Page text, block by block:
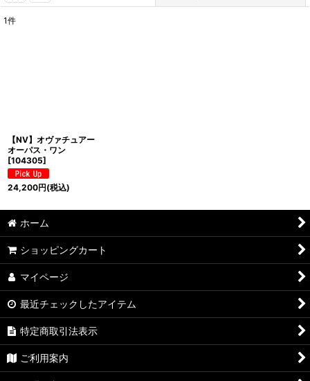
1件
【NV】オヴァチュアー
オーパス・ワン
[104305]
24,200円(税込)
ホーム
ショッピングカート
マイページ
最近チェックしたアイテム
特定商取引法表示
ご利用案内